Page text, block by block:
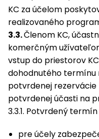
KC za účelom
realizovaného
3.3.Členom KC,
komerčným
vstup do priestorov
dohodnutého
potvrdenej
potvrdenej účasti na
3.3.1. Potvrdený
pre účely